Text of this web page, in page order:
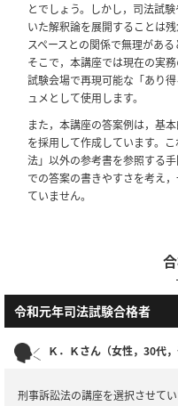
とでしょう。しかし，司法試
いた解釈論を展開することは
スペースとの関係で無理がある
そこで，本講座では現在の実
試験会場で再現可能な「あり
ュメとして使用します。
また，本講座の答案例は，基
を採用して作成しています。
法」以外の参考書を参照する
での答案の書きやすさを考え
ていません。
令和元年司法試験合格者
Ｋ．Ｋさん（女性，30代，
刑事訴訟法の講座を選択させて